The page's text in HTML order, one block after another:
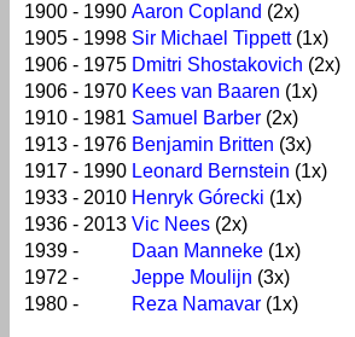
1900 - 1990 Aaron Copland (2x)
1905 - 1998 Sir Michael Tippett(1x)
1906 - 1975 Dmitri Shostakovich (2x)
1906 - 1970 Kees van Baaren (1x)
1910 - 1981 Samuel Barber (2x)
1913 - 1976 Benjamin Britten (3x)
1917 - 1990 Leonard Bernstein (1x)
1933 - 2010 Henryk Górecki (1x)
1936 - 2013 Vic Nees (2x)
1939 -
Daan Manneke (1x)
1972 -
Jeppe Moulijn (3x)
1980 -
Reza Namavar (1x)